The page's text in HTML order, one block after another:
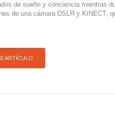
de sueño y conciencia mientras
de una cámara DSLR y KINECT,
ARTÍCULO